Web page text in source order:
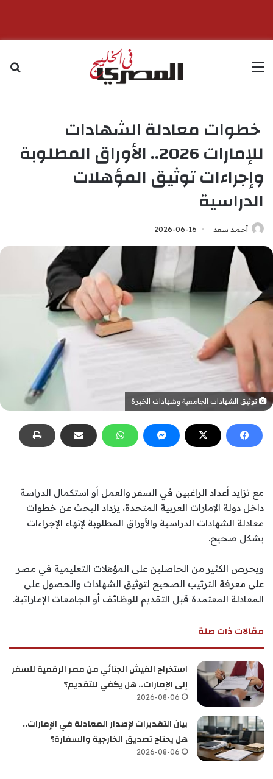
القائمة
خطوات معادلة الشهادات
للإمارات 2026.. الأوراق المطلوبة
وإجراءات توثيق المؤهلات
الدراسية
أحمد سعد 2026-06-16
توثيق الشهادات الجامعية وشهادات الخبرة
مع تزايد أعداد الراغبين في السفر والعمل أو استكمال الدراسة
داخل دولة الإمارات العربية المتحدة، يزداد البحث عن خطوات
معادلة الشهادات الدراسية والأوراق المطلوبة لإنهاء الإجراءات
بشكل صحيح.
ويحرص الكثير من الحاصلين على المؤهلات التعليمية في مصر
على معرفة الترتيب الصحيح لتوثيق الشهادات والحصول على
المعادلة المعتمدة قبل التقديم للوظائف أو الجامعات الإماراتية.
مقالات ذات صلة
استخراج الفيش الجنائي من مصر الرقمية للسفر
إلى الإمارات.. هل يكفي للتقديم؟
2026-08-06
بيان التقديرات لإصدار المعادلة في الإمارات..
هل يحتاج تصديق الخارجية والسفارة؟
2026-08-06